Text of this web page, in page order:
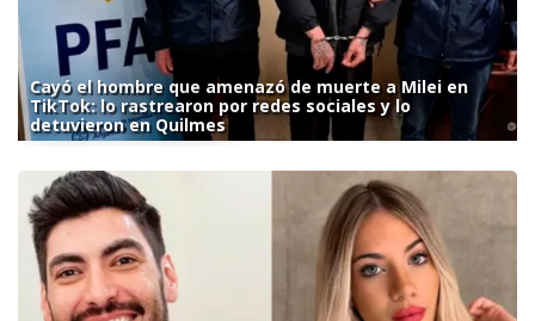
Cayó el hombre que amenazó de muerte a Milei en
TikTok: lo rastrearon por redes sociales y lo
detuvieron en Quilmes